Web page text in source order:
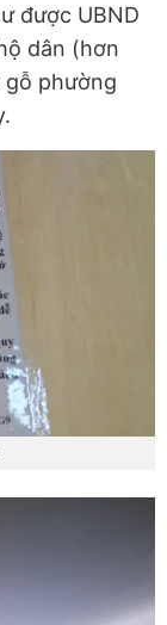
được UBND
dân (hơn
gỗ phường